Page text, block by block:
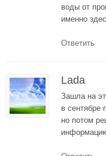
воды от
именно
Ответить
Lada
Зашла на
в сентябре
но потом